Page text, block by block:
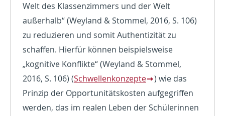
Welt des Klassenzimmers und der Welt
außerhalb“ (Weyland & Stommel, 2016, S. 106)
zu reduzieren und somit Authentizität zu
schaffen. Hierfür können beispielsweise
„kognitive Konflikte“ (Weyland & Stommel,
2016, S. 106) (Schwellenkonzepte
) wie das
Prinzip der Opportunitätskosten aufgegriffen
werden, das im realen Leben der Schülerinnen